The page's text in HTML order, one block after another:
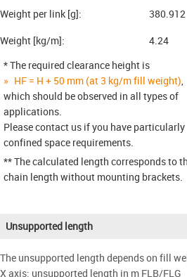
Weight per link [g]:
380.912
Weight [kg/m]:
4.24
* The required clearance height is
HF = H + 50 mm (at 3 kg/m fill weight),
which should be observed in all types of
applications.
Please contact us if you have particularly
confined space requirements.
** The calculated length corresponds to
chain length without mounting brackets.
Unsupported length
The unsupported length depends on fill
X axis: unsupported length in m FLB/FLG